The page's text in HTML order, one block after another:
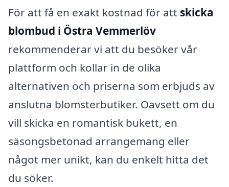
För att få en exakt kostnad för att skicka
blombud i Östra Vemmerlöv
rekommenderar vi att du besöker vår
plattform och kollar in de olika
alternativen och priserna som erbjuds av
anslutna blomsterbutiker. Oavsett om du
vill skicka en romantisk bukett, en
säsongsbetonad arrangemang eller
något mer unikt, kan du enkelt hitta det
du söker.